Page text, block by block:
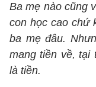
Ba mẹ nào cũng
con học cao chứ
ba mẹ đâu.
mang tiền về, tại
là tiền.